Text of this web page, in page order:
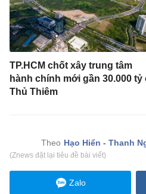
TP.HCM chốt xây trung tâm
hành chính mới gần 30.000 tỷ
Thủ Thiêm
Hạo Hiển - Thanh
(Znews đặt lại tiêu đề bài viết)
Zalo